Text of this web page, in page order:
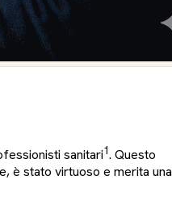
sanitari1. Questo
è stato virtuoso e merita una